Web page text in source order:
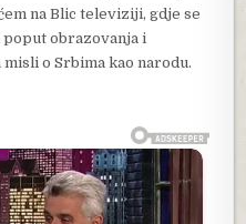
na Blic televiziji, gdje se
obrazovanja i
o Srbima kao narodu.